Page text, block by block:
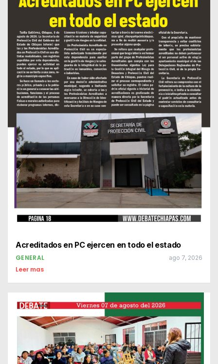
Acreditados en PC ejercen en todo el estado
GENERAL ago 7, 2026
Leer mas